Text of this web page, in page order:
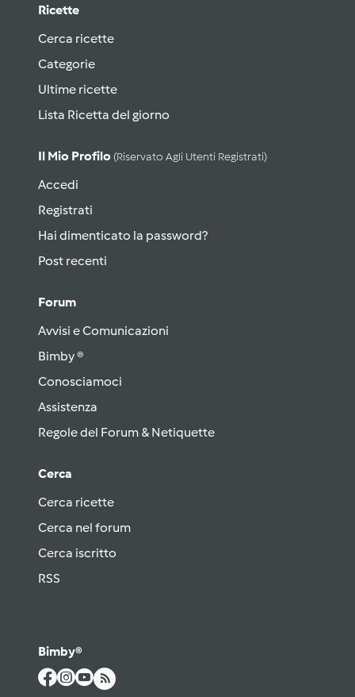
Ricette
Cerca ricette
Categorie
Ultime ricette
Lista Ricetta del giorno
Il Mio Profilo (riservato Agli Utenti Registrati)
Accedi
Registrati
Hai dimenticato la password?
Post recenti
Forum
Avvisi e Comunicazioni
Bimby ®
Conosciamoci
Assistenza
Regole del Forum & Netiquette
Cerca
Cerca ricette
Cerca nel forum
Cerca iscritto
RSS
Bimby®